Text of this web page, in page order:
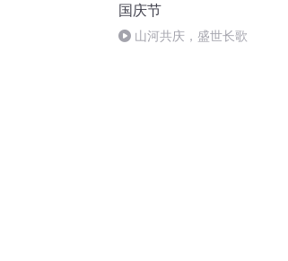
国庆节
山河共庆，盛世长歌